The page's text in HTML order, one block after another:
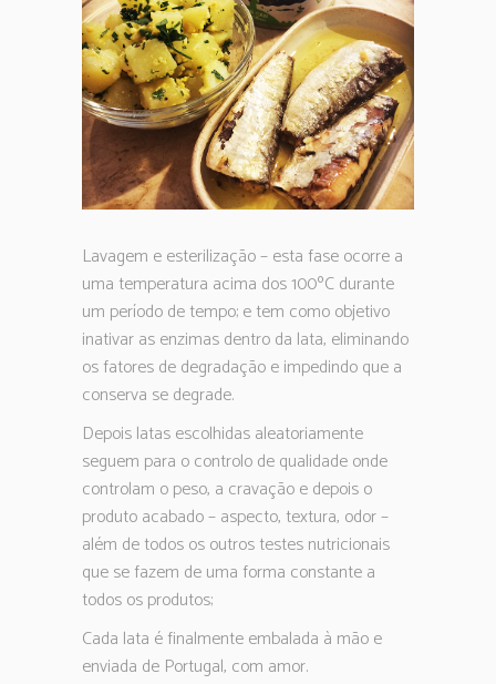
Lavagem e esterilização – esta fase ocorre a
uma temperatura acima dos 100ºC durante
um período de tempo; e tem como objetivo
inativar as enzimas dentro da lata, eliminando
os fatores de degradação e impedindo que a
conserva se degrade.
Depois latas escolhidas aleatoriamente
seguem para o controlo de qualidade onde
controlam o peso, a cravação e depois o
produto acabado – aspecto, textura, odor –
além de todos os outros testes nutricionais
que se fazem de uma forma constante a
todos os produtos;
Cada lata é finalmente embalada à mão e
enviada de Portugal, com amor.